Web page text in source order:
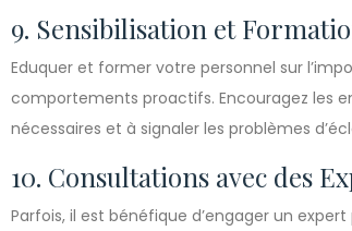
9. Sensibilisation et
Eduquer et former votre personnel sur
comportements proactifs. Encouragez les
nécessaires et à signaler les problèmes
10. Consultations avec des
Parfois, il est bénéfique d’engager un